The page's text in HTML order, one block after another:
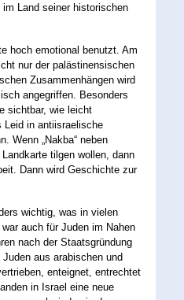
Land seiner historischen
hoch emotional benutzt. Am
nur der palästinensischen
Zusammenhängen wird
angegriffen. Besonders
sichtbar, wie leicht
Leid in antiisraelische
Wenn „Nakba“ neben
tilgen wollen, dann
Dann wird Geschichte zur
wichtig, was in vielen
auch für Juden im Nahen
nach der Staatsgründung
aus arabischen und
enteignet, entrechtet
in Israel eine neue